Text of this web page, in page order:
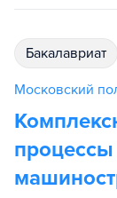
бакалавриат
Московский